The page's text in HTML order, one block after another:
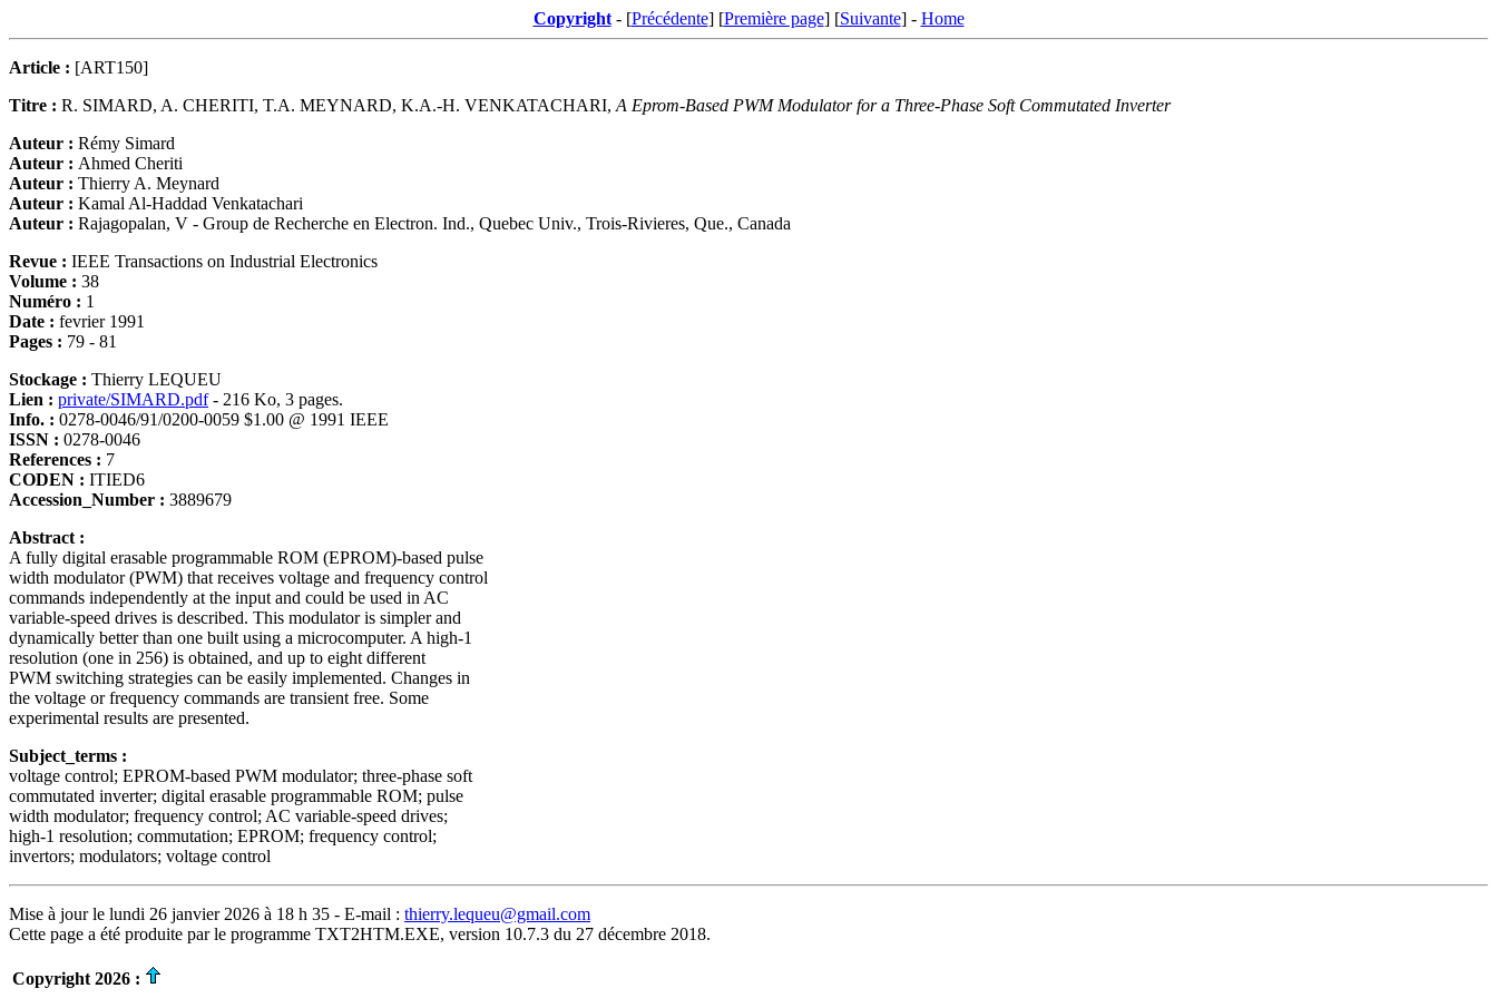
Copyright- [Précédente] [Première page] [Suivante] - Home
Article : [ART150]
Titre : R. SIMARD, A. CHERITI, T.A. MEYNARD, K.A.-H. VENKATACHARI, A Eprom-Based PWM Modulator for a Three-Phase Soft Commutated Inverter
Auteur : Rémy Simard
Auteur : Ahmed Cheriti
Auteur : Thierry A. Meynard
Auteur : Kamal Al-Haddad Venkatachari
Auteur : Rajagopalan, V - Group de Recherche en Electron. Ind., Quebec Univ., Trois-Rivieres, Que., Canada
Revue : IEEE Transactions on Industrial Electronics
Volume : 38
Numéro : 1
Date : fevrier 1991
Pages : 79 - 81
Stockage : Thierry LEQUEU
Lien : private/SIMARD.pdf- 216 Ko, 3 pages.
Info. : 0278-0046/91/0200-0059 $1.00 @ 1991 IEEE
ISSN : 0278-0046
References : 7
CODEN : ITIED6
Accession_Number : 3889679
Abstract :
A fully digital erasable programmable ROM (EPROM)-based pulse
width modulator (PWM) that receives voltage and frequency control
commands independently at the input and could be used in AC
variable-speed drives is described. This modulator is simpler and
dynamically better than one built using a microcomputer. A high-1
resolution (one in 256) is obtained, and up to eight different
PWM switching strategies can be easily implemented. Changes in
the voltage or frequency commands are transient free. Some
experimental results are presented.
Subject_terms :
voltage control; EPROM-based PWM modulator; three-phase soft
commutated inverter; digital erasable programmable ROM; pulse
width modulator; frequency control; AC variable-speed drives;
high-1 resolution; commutation; EPROM; frequency control;
invertors; modulators; voltage control
Mise à jour le lundi 26 janvier 2026 à 18 h 35 - E-mail : thierry.lequeu@gmail.com
Cette page a été produite par le programme TXT2HTM.EXE, version 10.7.3 du 27 décembre 2018.
Copyright 2026 :